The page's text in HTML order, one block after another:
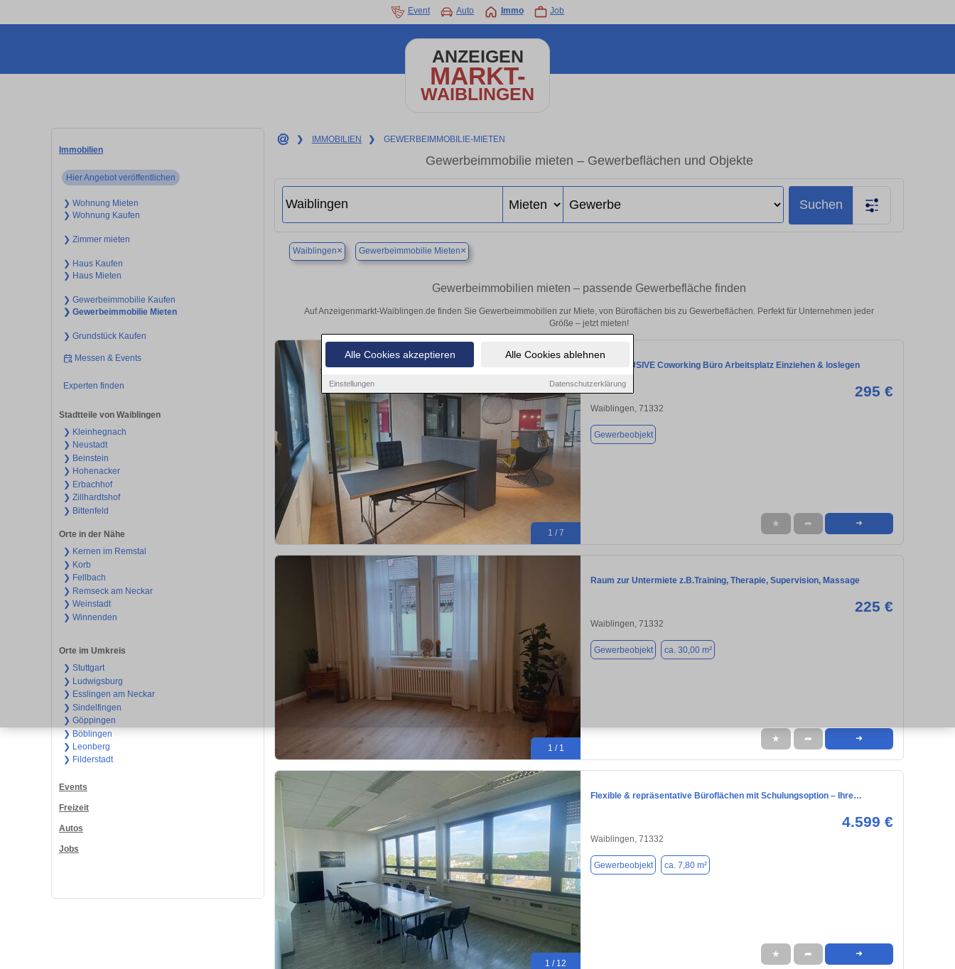
Alle Cookies akzeptieren Alle Cookies ablehnen
Einstellungen Datenschutzerklärung
Event Auto Immo Job
ANZEIGEN
MARKT-
WAIBLINGEN
Immobilien
Hier Angebot veröffentlichen
❯ Wohnung Mieten
❯ Wohnung Kaufen
❯ Zimmer mieten
❯ Haus Kaufen
❯ Haus Mieten
❯ Gewerbeimmobilie Kaufen
❯ Gewerbeimmobilie Mieten
❯ Grundstück Kaufen
Messen & Events
Experten finden
Stadtteile von Waiblingen
❯ Kleinhegnach
❯ Neustadt
❯ Beinstein
❯ Hohenacker
❯ Erbachhof
❯ Zillhardtshof
❯ Bittenfeld
Orte in der Nähe
❯ Kernen im Remstal
❯ Korb
❯ Fellbach
❯ Remseck am Neckar
❯ Weinstadt
❯ Winnenden
Orte im Umkreis
❯ Stuttgart
❯ Ludwigsburg
❯ Esslingen am Neckar
❯ Sindelfingen
❯ Göppingen
❯ Böblingen
❯ Leonberg
❯ Filderstadt
Events
Freizeit
Autos
Jobs
❯ IMMOBILIEN ❯ GEWERBEIMMOBILIE-MIETEN
Gewerbeimmobilie mieten – Gewerbeflächen und Objekte
Suchen
Waiblingen× Gewerbeimmobilie Mieten×
Gewerbeimmobilien mieten – passende Gewerbefläche finden
Auf Anzeigenmarkt-Waiblingen.de finden Sie Gewerbeimmobilien zur Miete, von Büroflächen bis zu Gewerbeflächen. Perfekt für Unternehmen jeder
Größe – jetzt mieten!
1 / 7
ALL-INCLUSIVE Coworking Büro Arbeitsplatz Einziehen & loslegen
295 €
Waiblingen, 71332
Gewerbeobjekt
★ ➦ ➜
1 / 1
Raum zur Untermiete z.B.Training, Therapie, Supervision, Massage
225 €
Waiblingen, 71332
Gewerbeobjekt ca. 30,00 m²
★ ➦ ➜
1 / 12
Flexible & repräsentative Büroflächen mit Schulungsoption – Ihre…
4.599 €
Waiblingen, 71332
Gewerbeobjekt ca. 7,80 m²
★ ➦ ➜